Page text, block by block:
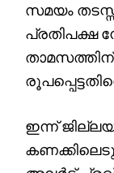
സമയം
പ്രതിപക്ഷ
താമസത്തിന്
ഇന്ന്